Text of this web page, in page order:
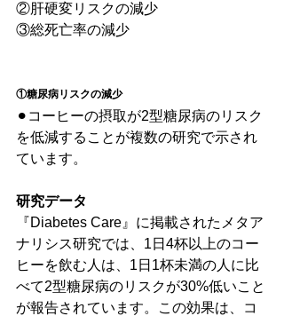
②肝硬変リスクの減少
③総死亡率の減少
①糖尿病リスクの減少
⚫︎コーヒーの摂取が2型糖尿病のリスク
を低減することが複数の研究で示され
ています。
研究データ
『Diabetes Care』に掲載されたメタア
ナリシス研究では、1日4杯以上のコー
ヒーを飲む人は、1日1杯未満の人に比
べて2型糖尿病のリスクが30%低いこと
が報告されています。この効果は、コ